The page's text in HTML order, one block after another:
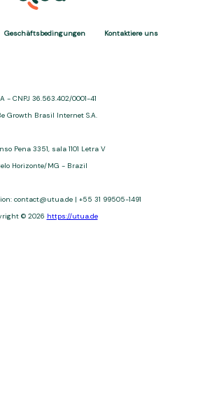
Geschäftsbedingungen Kontaktiere uns
- CNPJ 36.563.402/0001-41
Growth Brasil Internet S.A.
Pena 3351, sala 1101 Letra V
Horizonte/MG - Brazil
contact@utua.de | +55 31 99505-1491
© 2026 https://utua.de